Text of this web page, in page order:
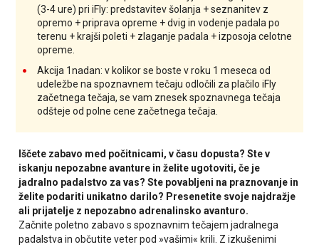
(3-4 ure) pri iFly: predstavitev šolanja + seznanitev z
opremo + priprava opreme + dvig in vodenje padala po
terenu + krajši poleti + zlaganje padala + izposoja celotne
opreme.
Akcija 1nadan: v kolikor se boste v roku 1 meseca od
udeležbe na spoznavnem tečaju odločili za plačilo iFly
začetnega tečaja, se vam znesek spoznavnega tečaja
odšteje od polne cene začetnega tečaja.
Iščete zabavo med počitnicami, v času dopusta? Ste v
iskanju nepozabne avanture in želite ugotoviti, če je
jadralno padalstvo za vas? Ste povabljeni na praznovanje in
želite podariti unikatno darilo? Presenetite svoje najdražje
ali prijatelje z nepozabno adrenalinsko avanturo.
Začnite poletno zabavo s spoznavnim tečajem jadralnega
padalstva in občutite veter pod »vašimi« krili. Z izkušenimi